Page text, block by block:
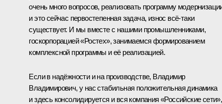
очень много вопросов, реализовать программу
и это сейчас первостепенная задача, износ всё‑таки
существует. И мы вместе с нашими промышленниками,
госкорпорацией «Ростех», занимаемся формированием
комплексной программы и её реализацией.
Если в надёжности и на производстве, Владимир
Владимирович, у нас стабильная положительная динамика
и здесь консолидируется и вся компания «Российские сети»,